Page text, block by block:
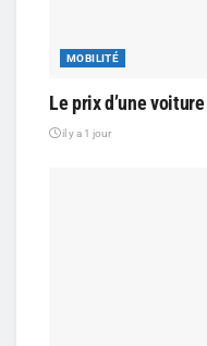
MOBILITÉ
Le prix d’une
il y a 1 jour